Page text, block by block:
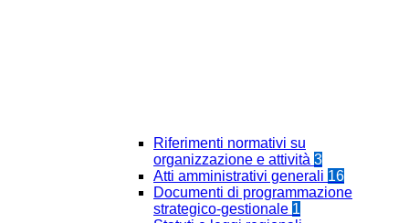
Riferimenti normativi su
organizzazione e attività 3
Atti amministrativi generali 16
Documenti di programmazione
strategico-gestionale 1